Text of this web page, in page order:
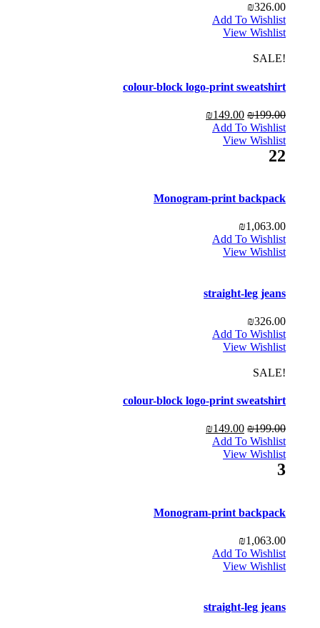
₪326.00
Add To Wishlist
View Wishlist
!SALE
colour-block logo-print sweatshirt
₪199.00
₪149.00
Add To Wishlist
View Wishlist
22
Monogram-print backpack
₪1,063.00
Add To Wishlist
View Wishlist
straight-leg jeans
₪326.00
Add To Wishlist
View Wishlist
!SALE
colour-block logo-print sweatshirt
₪199.00
₪149.00
Add To Wishlist
View Wishlist
3
Monogram-print backpack
₪1,063.00
Add To Wishlist
View Wishlist
straight-leg jeans